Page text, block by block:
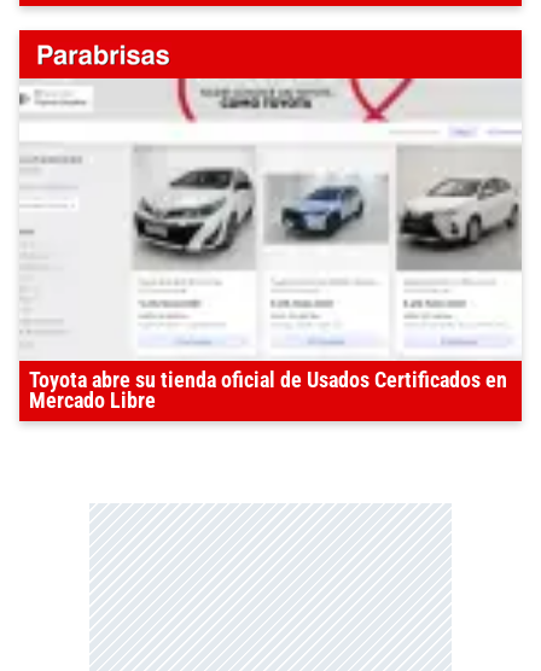
Toyota abre su tienda oficial de Usados Certificados en
Mercado Libre